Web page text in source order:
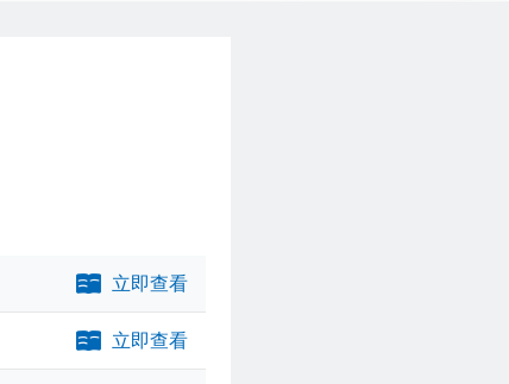
立即查看
立即查看